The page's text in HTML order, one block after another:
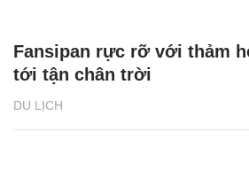
DU LỊCH
Fansipan rực rỡ với thảm
tới tận chân trời